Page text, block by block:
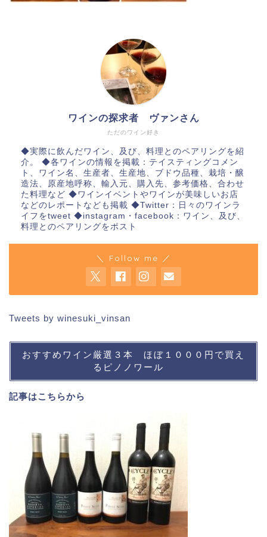
ただのワイン好き
ワインの探求者 ヴァンさん
◆実際に飲んだワイン、及び、料理とのペアリングを紹
介。 ◆各ワインの情報を掲載：テイスティングコメン
ト、ワイン名、生産者、生産地、ブドウ品種、栽培・醸
造法、原産地呼称、輸入元、購入先、参考価格、合わせ
た料理など ◆ワインイベントやワインが美味しいお店
などのレポートなども掲載 ◆Twitter：日々のワインラ
イフをtweet ◆instagram・facebook：ワイン、及び、
料理とのペアリングをポスト
＼ Follow me ／
Tweets by winesuki_vinsan
おすすめワイン厳選３本 ほぼ１０００円で買え
るピノノワール
記事はこちらから